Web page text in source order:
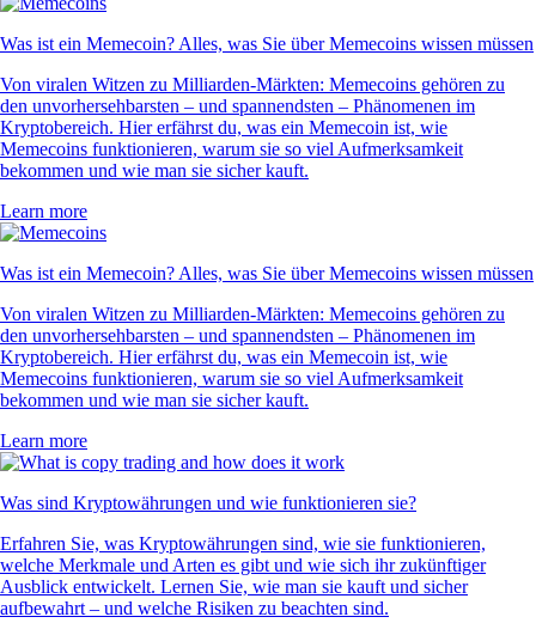
Was ist ein Memecoin? Alles, was Sie über Memecoins wissen müssen
Von viralen Witzen zu Milliarden-Märkten: Memecoins gehören zu
den unvorhersehbarsten – und spannendsten – Phänomenen im
Kryptobereich. Hier erfährst du, was ein Memecoin ist, wie
Memecoins funktionieren, warum sie so viel Aufmerksamkeit
bekommen und wie man sie sicher kauft.
Learn more
Was ist ein Memecoin? Alles, was Sie über Memecoins wissen müssen
Von viralen Witzen zu Milliarden-Märkten: Memecoins gehören zu
den unvorhersehbarsten – und spannendsten – Phänomenen im
Kryptobereich. Hier erfährst du, was ein Memecoin ist, wie
Memecoins funktionieren, warum sie so viel Aufmerksamkeit
bekommen und wie man sie sicher kauft.
Learn more
Was sind Kryptowährungen und wie funktionieren sie?
Erfahren Sie, was Kryptowährungen sind, wie sie funktionieren,
welche Merkmale und Arten es gibt und wie sich ihr zukünftiger
Ausblick entwickelt. Lernen Sie, wie man sie kauft und sicher
aufbewahrt – und welche Risiken zu beachten sind.